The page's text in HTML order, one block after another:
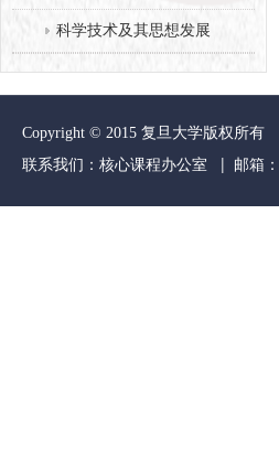
科学技术及其思想发展
Copyright © 2015 复旦大学版权所有
联系我们：核心课程办公室 | 邮箱：